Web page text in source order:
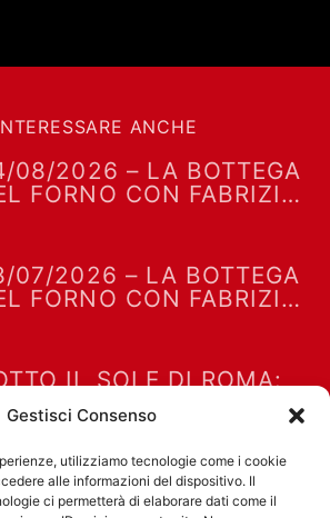
Gestisci Consenso
utilizziamo tecnologie come i cookie
alle informazioni del dispositivo. Il
ci permetterà di elaborare dati come il
ANCHE
08/2026 – LA BOTTEGA
FORNO CON FABRIZIO
07/2026 – LA BOTTEGA
FORNO CON FABRIZIO
IL SOLE DI ROMA:
A MARCO
– LA BOTTEGA
FORNO 21/07/26